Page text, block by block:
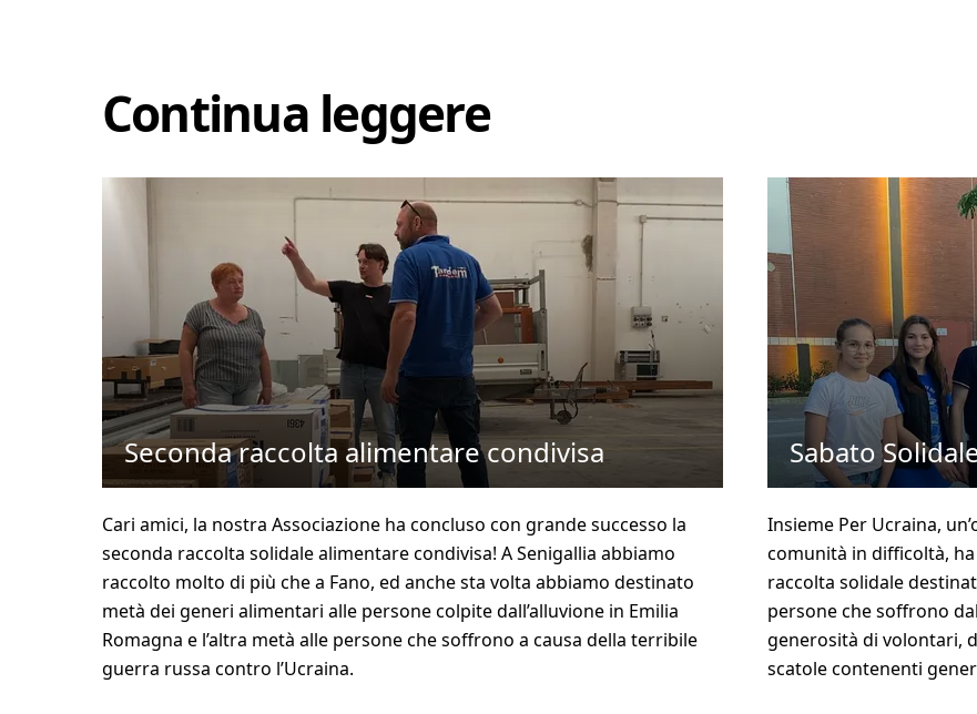
Continua leggere
Seconda raccolta alimentare condivisa
Cari amici, la nostra Associazione ha concluso con grande successo la
seconda raccolta solidale alimentare condivisa! A Senigallia abbiamo
raccolto molto di più che a Fano, ed anche sta volta abbiamo destinato
metà dei generi alimentari alle persone colpite dall’alluvione in Emilia
Romagna e l’altra metà alle persone che soffrono a causa della terribile
guerra russa contro l’Ucraina.
Sabato
Insieme Per Ucraina,
comunità in difficoltà,
raccolta solidale
persone che soffrono
generosità di volontari,
scatole contenenti